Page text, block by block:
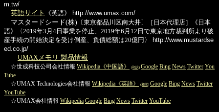
m.tw/
英語サイト 《英語》 http://www.umax.com/
マスタードシード(株) 〔東京都品川区南大井〕［日本代理店］《日本
語》〈2019年3月4日事業を停止、2019年6月12日で東京地方裁判所より破
産手続の開始決定を受け倒産、負債総額は20億円〉
http://www.mustardse
ed.co.jp/
UMAXメモリ 製品情報
☆世成科技公司会社情報 Wikipedia《中国語》 (和訳) Google Bing News Twitter You
Tube
☆UMAX Technologies会社情報 Wikipedia《英語》 (和訳) Google Bing News Twitter
YouTube
☆UMAX会社情報 Wikipedia Google Bing News Twitter YouTube